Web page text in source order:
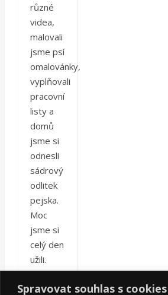
Spravovat souhlas s cookies
různé
videa,
malovali
jsme psí
omalovánky,
vyplňovali
pracovní
listy a
domů
jsme si
odnesli
sádrový
odlitek
pejska.
Moc
jsme si
celý den
užili.